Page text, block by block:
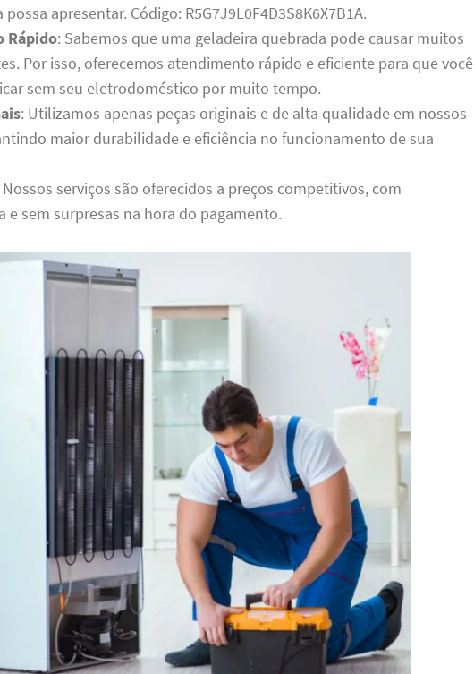
apresentar. Código: R5G7J9L0F4D3S8K6X7B1A.
Rápido: Sabemos que uma geladeira quebrada pode causar muitos
Por isso, oferecemos atendimento rápido e eficiente para que você
sem seu eletrodoméstico por muito tempo.
: Utilizamos apenas peças originais e de alta qualidade em nossos
maior durabilidade e eficiência no funcionamento de sua
Nossos serviços são oferecidos a preços competitivos, com
e sem surpresas na hora do pagamento.